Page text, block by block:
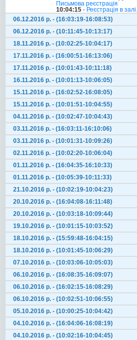
Письмова реєстрація
10:04:15 - Реєстрація в залі.
06.12.2016 р. - (16:03:19-16:08:53)
06.12.2016 р. - (10:11:45-10:13:17)
18.11.2016 р. - (10:02:25-10:04:17)
17.11.2016 р. - (16:00:51-16:13:06)
17.11.2016 р. - (10:01:43-10:11:18)
16.11.2016 р. - (10:01:13-10:06:05)
15.11.2016 р. - (16:02:52-16:08:05)
15.11.2016 р. - (10:01:51-10:04:55)
04.11.2016 р. - (10:02:47-10:04:43)
03.11.2016 р. - (16:03:11-16:10:06)
03.11.2016 р. - (10:01:31-10:09:26)
02.11.2016 р. - (10:02:20-10:06:04)
01.11.2016 р. - (16:04:35-16:10:33)
01.11.2016 р. - (10:05:39-10:11:33)
21.10.2016 р. - (10:02:19-10:04:23)
20.10.2016 р. - (16:04:08-16:11:48)
20.10.2016 р. - (10:03:18-10:09:44)
19.10.2016 р. - (10:01:15-10:03:52)
18.10.2016 р. - (15:59:48-16:04:15)
18.10.2016 р. - (10:01:45-10:06:29)
07.10.2016 р. - (10:03:06-10:05:03)
06.10.2016 р. - (16:08:35-16:09:07)
06.10.2016 р. - (16:02:15-16:08:29)
06.10.2016 р. - (10:02:51-10:06:55)
05.10.2016 р. - (10:00:25-10:04:42)
04.10.2016 р. - (16:04:06-16:08:19)
04.10.2016 р. - (10:02:16-10:04:45)